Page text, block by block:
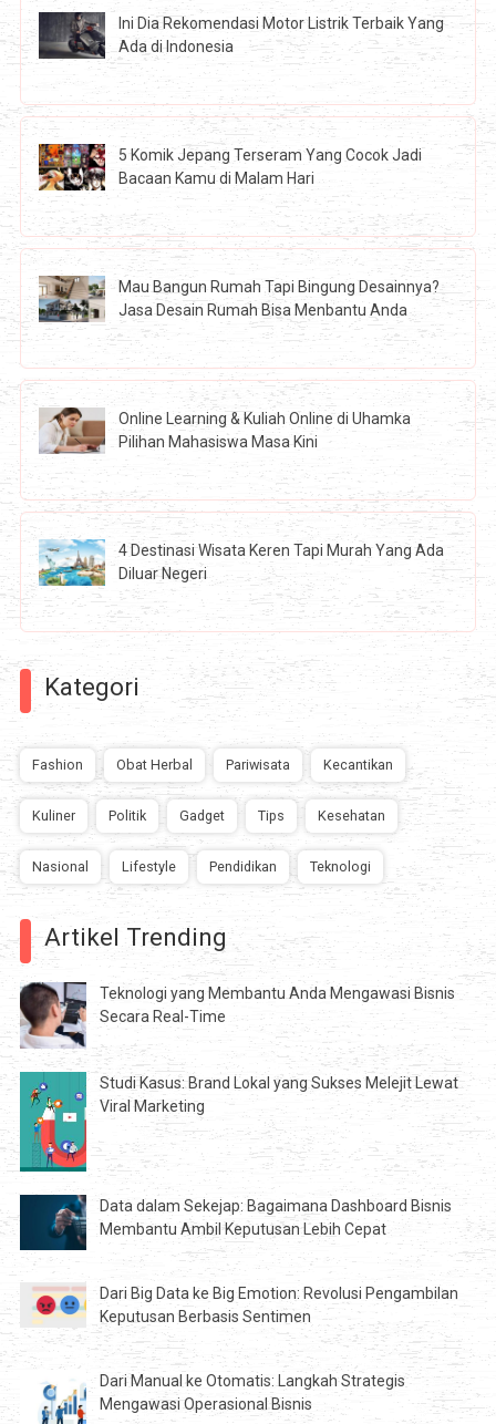
Ini Dia Rekomendasi Motor Listrik Terbaik Yang
Ada di Indonesia
5 Komik Jepang Terseram Yang Cocok Jadi
Bacaan Kamu di Malam Hari
Mau Bangun Rumah Tapi Bingung Desainnya?
Jasa Desain Rumah Bisa Menbantu Anda
Online Learning & Kuliah Online di Uhamka
Pilihan Mahasiswa Masa Kini
4 Destinasi Wisata Keren Tapi Murah Yang Ada
Diluar Negeri
Kategori
Fashion Obat Herbal Pariwisata Kecantikan
Kuliner Politik Gadget Tips Kesehatan
Nasional Lifestyle Pendidikan Teknologi
Artikel Trending
Teknologi yang Membantu Anda Mengawasi Bisnis
Secara Real-Time
Studi Kasus: Brand Lokal yang Sukses Melejit Lewat
Viral Marketing
Data dalam Sekejap: Bagaimana Dashboard Bisnis
Membantu Ambil Keputusan Lebih Cepat
Dari Big Data ke Big Emotion: Revolusi Pengambilan
Keputusan Berbasis Sentimen
Dari Manual ke Otomatis: Langkah Strategis
Mengawasi Operasional Bisnis